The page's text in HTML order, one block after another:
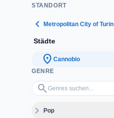
STANDORT
chevron_left Metropolitan City of Turin
Städte
location_on Cannobio
GENRE
search
Genres suchen…
expand_morePop